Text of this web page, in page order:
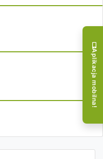
Aplikacja mobilna!